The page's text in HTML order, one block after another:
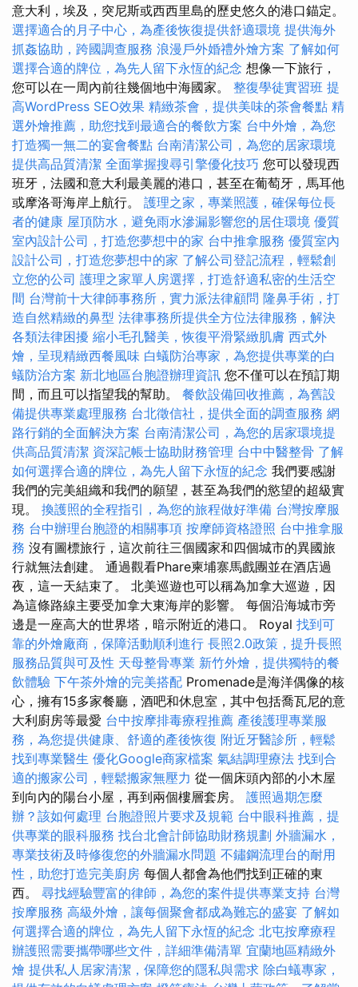
意大利，埃及，突尼斯或西西里島的歷史悠久的港口錨定。
選擇適合的月子中心，為產後恢復提供舒適環境 提供海外
抓姦協助，跨國調查服務 浪漫戶外婚禮外燴方案 了解如何
選擇合適的牌位，為先人留下永恆的紀念 想像一下旅行，
您可以在一周內前往幾個地中海國家。 整復學徒實習班 提
高WordPress SEO效果 精緻茶會，提供美味的茶會餐點 精
選外燴推薦，助您找到最適合的餐飲方案 台中外燴，為您
打造獨一無二的宴會餐點 台南清潔公司，為您的居家環境
提供高品質清潔 全面掌握搜尋引擎優化技巧 您可以發現西
班牙，法國和意大利最美麗的港口，甚至在葡萄牙，馬耳他
或摩洛哥海岸上航行。 護理之家，專業照護，確保每位長
者的健康 屋頂防水，避免雨水滲漏影響您的居住環境 優質
室內設計公司，打造您夢想中的家 台中推拿服務 優質室內
設計公司，打造您夢想中的家 了解公司登記流程，輕鬆創
立您的公司 護理之家單人房選擇，打造舒適私密的生活空
間 台灣前十大律師事務所，實力派法律顧問 隆鼻手術，打
造自然精緻的鼻型 法律事務所提供全方位法律服務，解決
各類法律困擾 縮小毛孔醫美，恢復平滑緊緻肌膚 西式外
燴，呈現精緻西餐風味 白蟻防治專家，為您提供專業的白
蟻防治方案 新北地區台胞證辦理資訊 您不僅可以在預訂期
間，而且可以指望我的幫助。 餐飲設備回收推薦，為舊設
備提供專業處理服務 台北徵信社，提供全面的調查服務 網
路行銷的全面解決方案 台南清潔公司，為您的居家環境提
供高品質清潔 資深記帳士協助財務管理 台中中醫整骨 了解
如何選擇合適的牌位，為先人留下永恆的紀念 我們要感謝
我們的完美組織和我們的願望，甚至為我們的慾望的超級實
現。 換護照的全程指引，為您的旅程做好準備 台灣按摩服
務 台中辦理台胞證的相關事項 按摩師資格證照 台中推拿服
務 沒有圖標旅行，這次前往三個國家和四個城市的異國旅
行就無法創建。 通過觀看Phare柬埔寨馬戲團並在酒店過
夜，這一天結束了。 北美巡遊也可以稱為加拿大巡遊，因
為這條路線主要受加拿大東海岸的影響。 每個沿海城市旁
邊是一座高大的世界塔，暗示附近的港口。 Royal 找到可
靠的外燴廠商，保障活動順利進行 長照2.0政策，提升長照
服務品質與可及性 天母整骨專業 新竹外燴，提供獨特的餐
飲體驗 下午茶外燴的完美搭配 Promenade是海洋偶像的核
心，擁有15多家餐廳，酒吧和休息室，其中包括喬瓦尼的意
大利廚房等最愛 台中按摩排毒療程推薦 產後護理專業服
務，為您提供健康、舒適的產後恢復 附近牙醫診所，輕鬆
找到專業醫生 優化Google商家檔案 氣結調理療法 找到合
適的搬家公司，輕鬆搬家無壓力 從一個床頭內部的小木屋
到向內的陽台小屋，再到兩個樓層套房。 護照過期怎麼
辦？該如何處理 台胞證照片要求及規範 台中眼科推薦，提
供專業的眼科服務 找台北會計師協助財務規劃 外牆漏水，
專業技術及時修復您的外牆漏水問題 不鏽鋼流理台的耐用
性，助您打造完美廚房 每個人都會為他們找到正確的東
西。 尋找經驗豐富的律師，為您的案件提供專業支持 台灣
按摩服務 高級外燴，讓每個聚會都成為難忘的盛宴 了解如
何選擇合適的牌位，為先人留下永恆的紀念 北屯按摩療程
辦護照需要攜帶哪些文件，詳細準備清單 宜蘭地區精緻外
燴 提供私人居家清潔，保障您的隱私與需求 除白蟻專家，